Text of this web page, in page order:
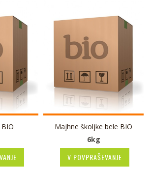
Majhne školjke bele BIO
6kg
V POVPRAŠEVANJE